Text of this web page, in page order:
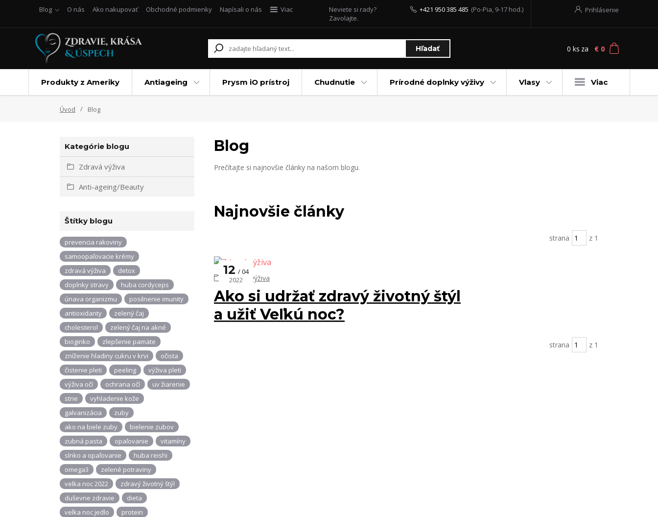
Blog O nás Ako nakupovať Obchodné podmienky Napísali o nás Viac Prihlásenie
Hľadať
Neviete si rady?
Zavolajte.
+421 950 385 485 (Po-Pia, 9-17 hod.)
0 ks za € 0
Produkty z Ameriky Antiageing Prysm iO prístroj Chudnutie Prírodné doplnky výživy Vlasy Viac
Úvod Blog
Kategórie blogu
Zdravá výživa
Anti-ageing/Beauty
Štítky blogu
prevencia rakoviny
samoopaľovacie krémy
zdravá výživa
detox
doplnky stravy
huba cordyceps
únava organizmu
posilnenie imunity
antioxidanty
zelený čaj
cholesterol
zelený čaj na akné
bioginko
zlepšenie pamäte
zníženie hladiny cukru v krvi
očista
čistenie pleti
peeling
výživa pleti
výživa očí
ochrana očí
uv žiarenie
strie
vyhladenie kože
galvanizácia
zuby
ako na biele zuby
bielenie zubov
zubná pasta
opaľovanie
vitamíny
slnko a opaľovanie
huba reishi
omega3
zelené potraviny
velka noc 2022
zdravý životný štýl
duševne zdravie
dieta
velka noc jedlo
protein
Blog
Prečítajte si najnovšie články na našom blogu.
Najnovšie články
strana z 1
Ako si udržať zdravý životný štýl
a užiť Veľkú noc?
12
04
2022
Zdravá výživa
strana z 1